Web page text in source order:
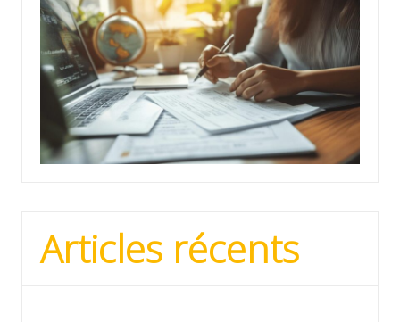
Articles récents